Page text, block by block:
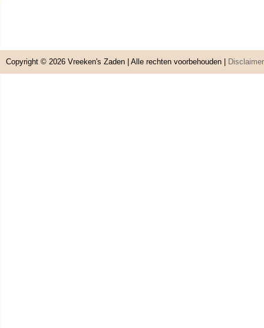
Copyright © 2026 Vreeken's Zaden | Alle rechten voorbehouden | Disclaimer